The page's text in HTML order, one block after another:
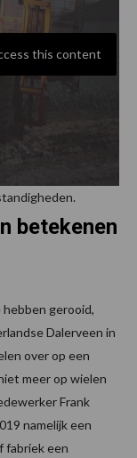
this content
betekenen
gerooid,
Dalerveen in
over op een
meer op wielen
Frank
namelijk een
fabriek een